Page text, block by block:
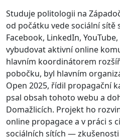
Studuje politologii na
od počátku vede sociální sítě
Facebook, LinkedIn,
vybudovat aktivní online
hlavním koordinátorem
pobočku, byl hlavním
Open 2025, řídil propagační
psal obsah tohoto webu a
Domažlicích. Projekt ho
online propagace a v práci s
sociálních sítích —